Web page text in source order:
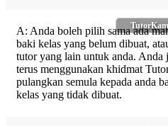
A: Anda boleh pilih sama ada
baki kelas yang belum dibuat,
tutor yang lain untuk anda.
terus menggunakan khidmat
pulangkan semula kepada anda
kelas yang tidak dibuat.